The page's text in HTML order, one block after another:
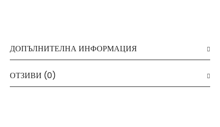
ДОПЪЛНИТЕЛНА ИНФОРМАЦИЯ
ОТЗИВИ (0)